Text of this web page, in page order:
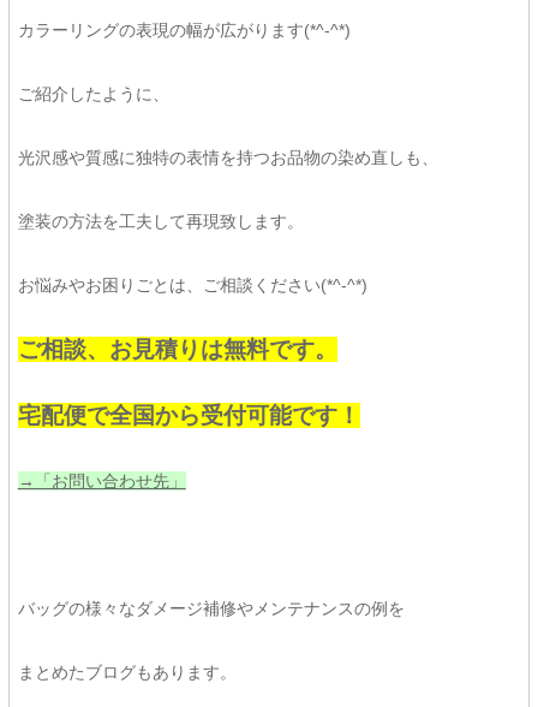
カラーリングの表現の幅が広がります(*^-^*)
ご紹介したように、
光沢感や質感に独特の表情を持つお品物の染め直しも、
塗装の方法を工夫して再現致します。
お悩みやお困りごとは、ご相談ください(*^-^*)
ご相談、お見積りは無料です。
宅配便で全国から受付可能です！
→「お問い合わせ先」
バッグの様々なダメージ補修やメンテナンスの例を
まとめたブログもあります。